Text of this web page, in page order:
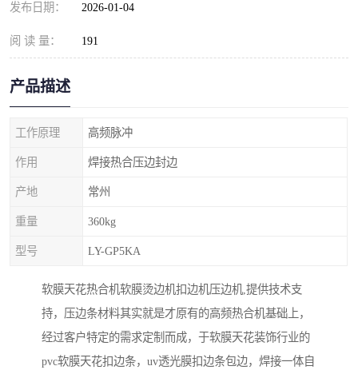
发布日期： 2026-01-04
阅 读 量： 191
产品描述
工作原理 高频脉冲
作用 焊接热合压边封边
产地 常州
重量 360kg
型号 LY-GP5KA
软膜天花热合机软膜烫边机扣边机压边机,提供技术支
持，压边条材料其实就是才原有的高频热合机基础上，
经过客户特定的需求定制而成，于软膜天花装饰行业的
pvc软膜天花扣边条，uv透光膜扣边条包边，焊接一体自